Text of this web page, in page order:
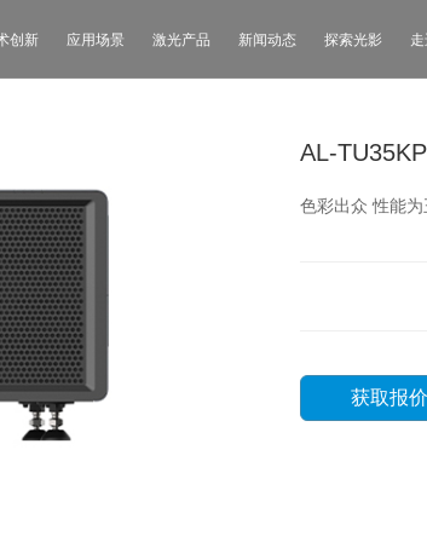
创新 应用场景 激光产品 新闻动态 探索光影
AL-TU35KP
色彩出众 性能
获取报价